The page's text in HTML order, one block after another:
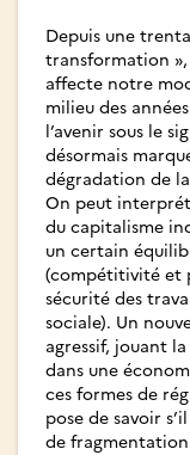
Depuis une
transformation
affecte notre
milieu des
l’avenir sous le
désormais
dégradation de
On peut
du capitalisme
un certain
(compétitivité et
sécurité des
sociale). Un
agressif, jouant
dans une
ces formes de
pose de savoir
de